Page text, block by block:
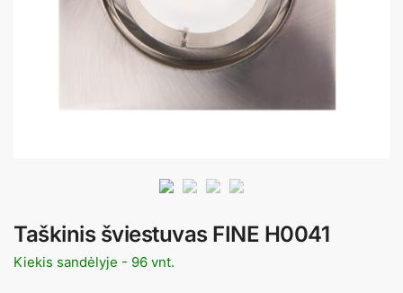
Taškinis šviestuvas FINE H0041
Kiekis sandėlyje - 96 vnt.